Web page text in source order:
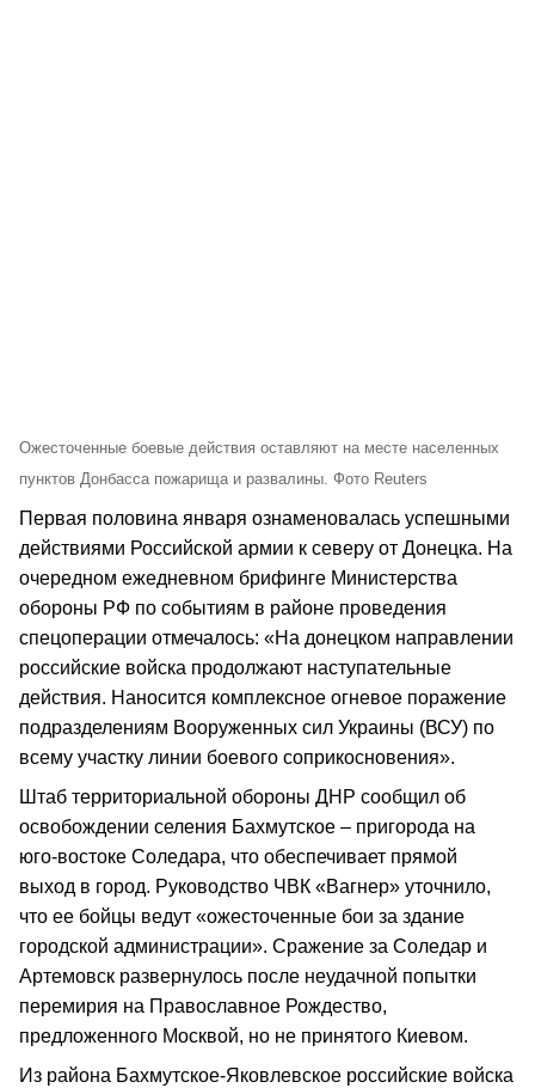
Ожесточенные боевые действия оставляют на месте населенных
пунктов Донбасса пожарища и развалины. Фото Reuters
Первая половина января ознаменовалась успешными
действиями Российской армии к северу от Донецка. На
очередном ежедневном брифинге Министерства
обороны РФ по событиям в районе проведения
спецоперации отмечалось: «На донецком направлении
российские войска продолжают наступательные
действия. Наносится комплексное огневое поражение
подразделениям Вооруженных сил Украины (ВСУ) по
всему участку линии боевого соприкосновения».
Штаб территориальной обороны ДНР сообщил об
освобождении селения Бахмутское – пригорода на
юго-востоке Соледара, что обеспечивает прямой
выход в город. Руководство ЧВК «Вагнер» уточнило,
что ее бойцы ведут «ожесточенные бои за здание
городской администрации». Сражение за Соледар и
Артемовск развернулось после неудачной попытки
перемирия на Православное Рождество,
предложенного Москвой, но не принятого Киевом.
Из района Бахмутское-Яковлевское российские войска